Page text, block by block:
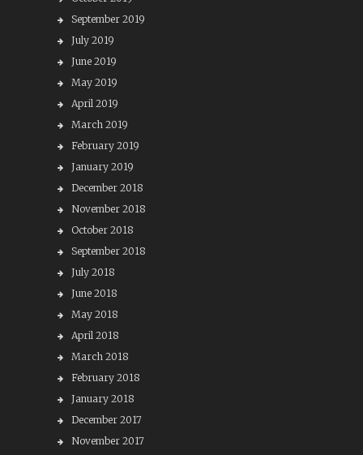
September 2019
July 2019
June 2019
May 2019
April 2019
March 2019
February 2019
January 2019
December 2018
November 2018
October 2018
September 2018
July 2018
June 2018
May 2018
April 2018
March 2018
February 2018
January 2018
December 2017
November 2017